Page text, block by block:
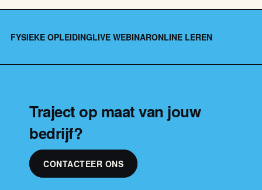
FYSIEKE OPLEIDINGLIVE WEBINARONLINE LEREN
Traject op maat van jouw
bedrijf?
CONTACTEER ONS